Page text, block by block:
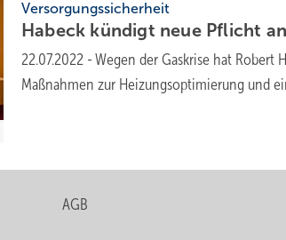
Versorgungssicherheit
Habeck kündigt neue Pflicht
22.07.2022 - Wegen der Gaskrise hat Robert
Maßnahmen zur Heizungsoptimierung und
AGB